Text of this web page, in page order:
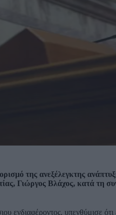
της ανεξέλεγκτης
Γιώργος Βλάχος, κατά τη
ενδιαφέροντος, υπενθύμισε ότι